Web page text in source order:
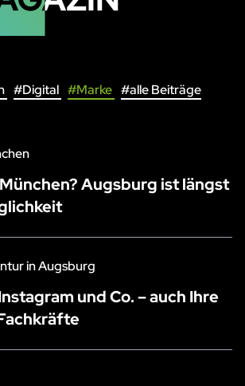
#Digital #Marke #alle Beiträge
Augsburg ist längst
in Augsburg
und Co. – auch Ihre